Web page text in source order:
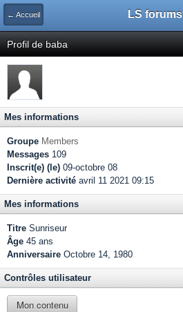
← Accueil LS forums
Profil de baba
Mes informations
Groupe Members
Messages 109
Inscrit(e) (le) 09-octobre 08
Dernière activité avril 11 2021 09:15
Mes informations
Titre Sunriseur
Âge 45 ans
Anniversaire Octobre 14, 1980
Contrôles utilisateur
Mon contenu